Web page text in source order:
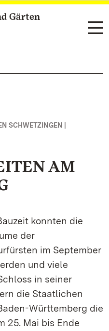
Gärten
SCHWETZINGEN |
AM
konnten die
der
im September
und viele
in seiner
die Staatlichen
Württemberg die
25. Mai bis Ende